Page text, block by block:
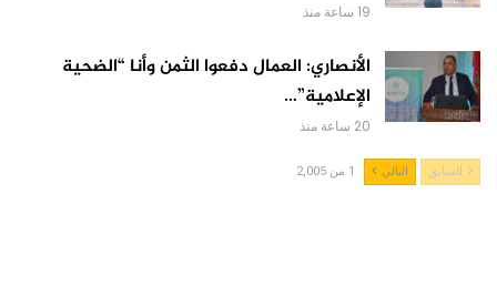
19 ساعة منذ
الأنصاري: العمال دفعوا الثمن وأنا “الضحية
الإعلامية”…
20 ساعة منذ
السابق التالي 1 من 2,005